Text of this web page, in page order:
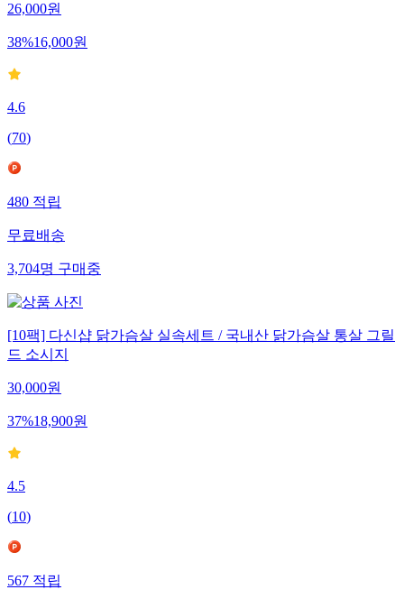
26,000원
38%16,000원
4.6
(70)
480적립
무료배송
3,704명구매중
[10팩] 다신샵 닭가슴살 실속세트 / 국내산 닭가슴살 통살 그릴
드 소시지
30,000원
37%18,900원
4.5
(10)
567적립